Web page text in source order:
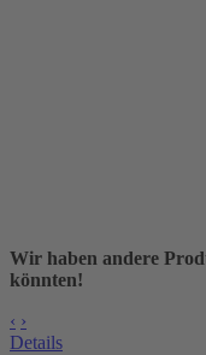
Wir haben andere
könnten!
‹ ›
Details